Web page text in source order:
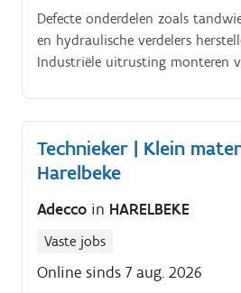
Defecte onderdelen zoals
en hydraulische verdelers
Industriële uitrusting monteren
Technieker | Klein
Harelbeke
Adecco in HARELBEKE
Vaste jobs
Online sinds 7 aug. 2026